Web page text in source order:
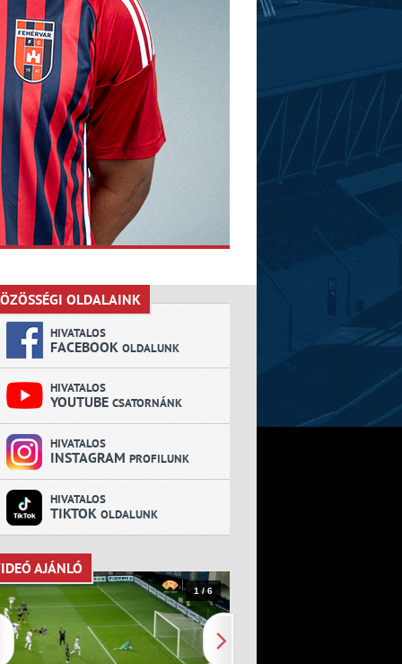
OLDALAINK
OLDALAINK
HIVATALOS
FACEBOOK OLDALUNK
HIVATALOS
YOUTUBE CSATORNÁNK
HIVATALOS
INSTAGRAM PROFILUNK
HIVATALOS
TIKTOK OLDALUNK
AJÁNLÓ
AJÁNLÓ
1 / 6